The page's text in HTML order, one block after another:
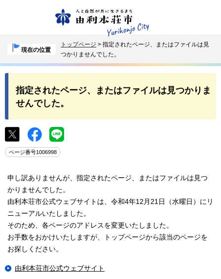
現在の位置
トップページ > 指定されたページ、またはファイルは見
つかりませんでした。
指定されたページ、またはファイルは見つかりま
せんでした。
ページ番号1006998
申し訳ありませんが、指定されたページ、またはファイルは見つ
かりませんでした。
由利本荘市公式ウェブサイトは、令和4年12月21日（水曜日）にリ
ニューアルいたしました。
そのため、各ページのアドレスを変更いたしました。
お手数をおかけいたしますが、トップページから該当のページを
お探しください。
由利本荘市公式ウェブサイト